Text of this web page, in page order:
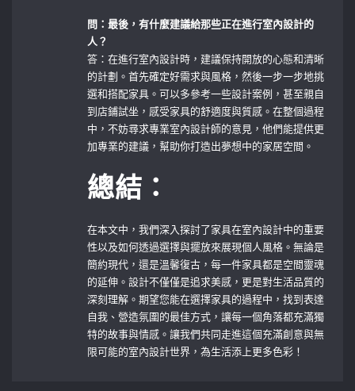
問：最後，有什麼建議給那些正在進行室內設計的
人？
答：在進行室內設計時，建議保持開放的心態和清晰
的計劃。首先確定好需求與風格，然後一步一步地挑
選和搭配家具。可以多參考一些設計案例，甚至親自
到店鋪試坐，感受家具的舒適度與質感。在整個過程
中，不妨尋求專業室內設計師的意見，他們能提供更
加專業的建議，幫助你打造出夢想中的家居空間。
總結：
在本文中，我們深入探討了家具在室內設計中的重要
性以及如何透過選擇與擺放來展現個人風格。無論是
簡約現代，還是溫馨復古，每一件家具都是空間靈魂
的延伸。設計不僅僅是追求美感，更是對生活品質的
深刻理解。期望您能在選擇家具的過程中，找到表達
自我、營造氛圍的最佳方式，讓每一個角落都充滿獨
特的故事與情感。讓我們共同走進這個充滿創意與無
限可能的室內設計世界，為生活添上更多色彩！